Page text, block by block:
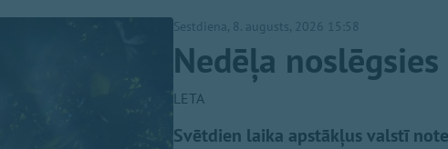
Sestdiena, 8. augusts, 2026 15:58
Nedēļa
LETA
Svētdien laika apstākļus valstī